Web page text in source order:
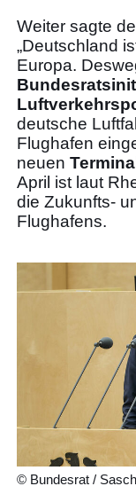
Weiter sagte
„Deutschland
Europa.
deutsche
Flughafen
neuen
April ist laut
die Zukunfts-
Flughafens.
© Bundesrat /